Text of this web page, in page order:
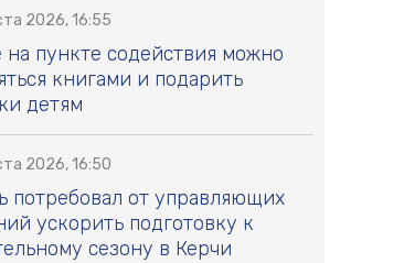
2026, 16:55
на пункте содействия можно
книгами и подарить
детям
2026, 16:50
потребовал от управляющих
ускорить подготовку к
сезону в Керчи